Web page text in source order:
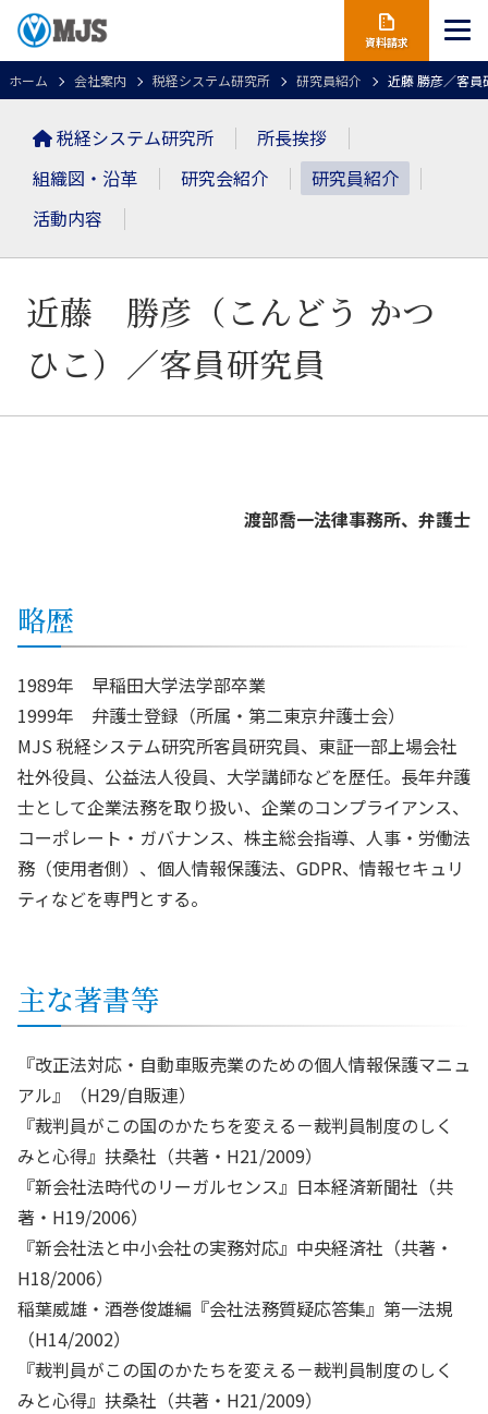
資料請求
ホーム 会社案内 税経システム研究所 研究員紹介 近藤 勝彦／客員
税経システム研究所
所長挨拶
組織図・沿革
研究会紹介
研究員紹介
活動内容
近藤 勝彦（こんどう かつ
ひこ） ／客員研究員
渡部喬一法律事務所、弁護士
略歴
1989年 早稲田大学法学部卒業
1999年 弁護士登録（所属・第二東京弁護士会）
MJS 税経システム研究所客員研究員、東証一部上場会社
社外役員、公益法人役員、大学講師などを歴任。長年弁護
士として企業法務を取り扱い、企業のコンプライアンス、
コーポレート・ガバナンス、株主総会指導、人事・労働法
務（使用者側）、個人情報保護法、GDPR、情報セキュリ
ティなどを専門とする。
主な著書等
『改正法対応・自動車販売業のための個人情報保護マニュ
アル』（H29/自販連）
『裁判員がこの国のかたちを変える－裁判員制度のしく
みと心得』扶桑社（共著・H21/2009）
『新会社法時代のリーガルセンス』日本経済新聞社（共
著・H19/2006）
『新会社法と中小会社の実務対応』中央経済社（共著・
H18/2006）
稲葉威雄・酒巻俊雄編『会社法務質疑応答集』第一法規
（H14/2002）
『裁判員がこの国のかたちを変える－裁判員制度のしく
みと心得』扶桑社（共著・H21/2009）